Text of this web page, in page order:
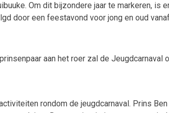
Om dit bijzondere jaar te markeren, is
door een feestavond voor jong en oud
aan het roer zal de
rondom de jeugdcarnaval. Prins